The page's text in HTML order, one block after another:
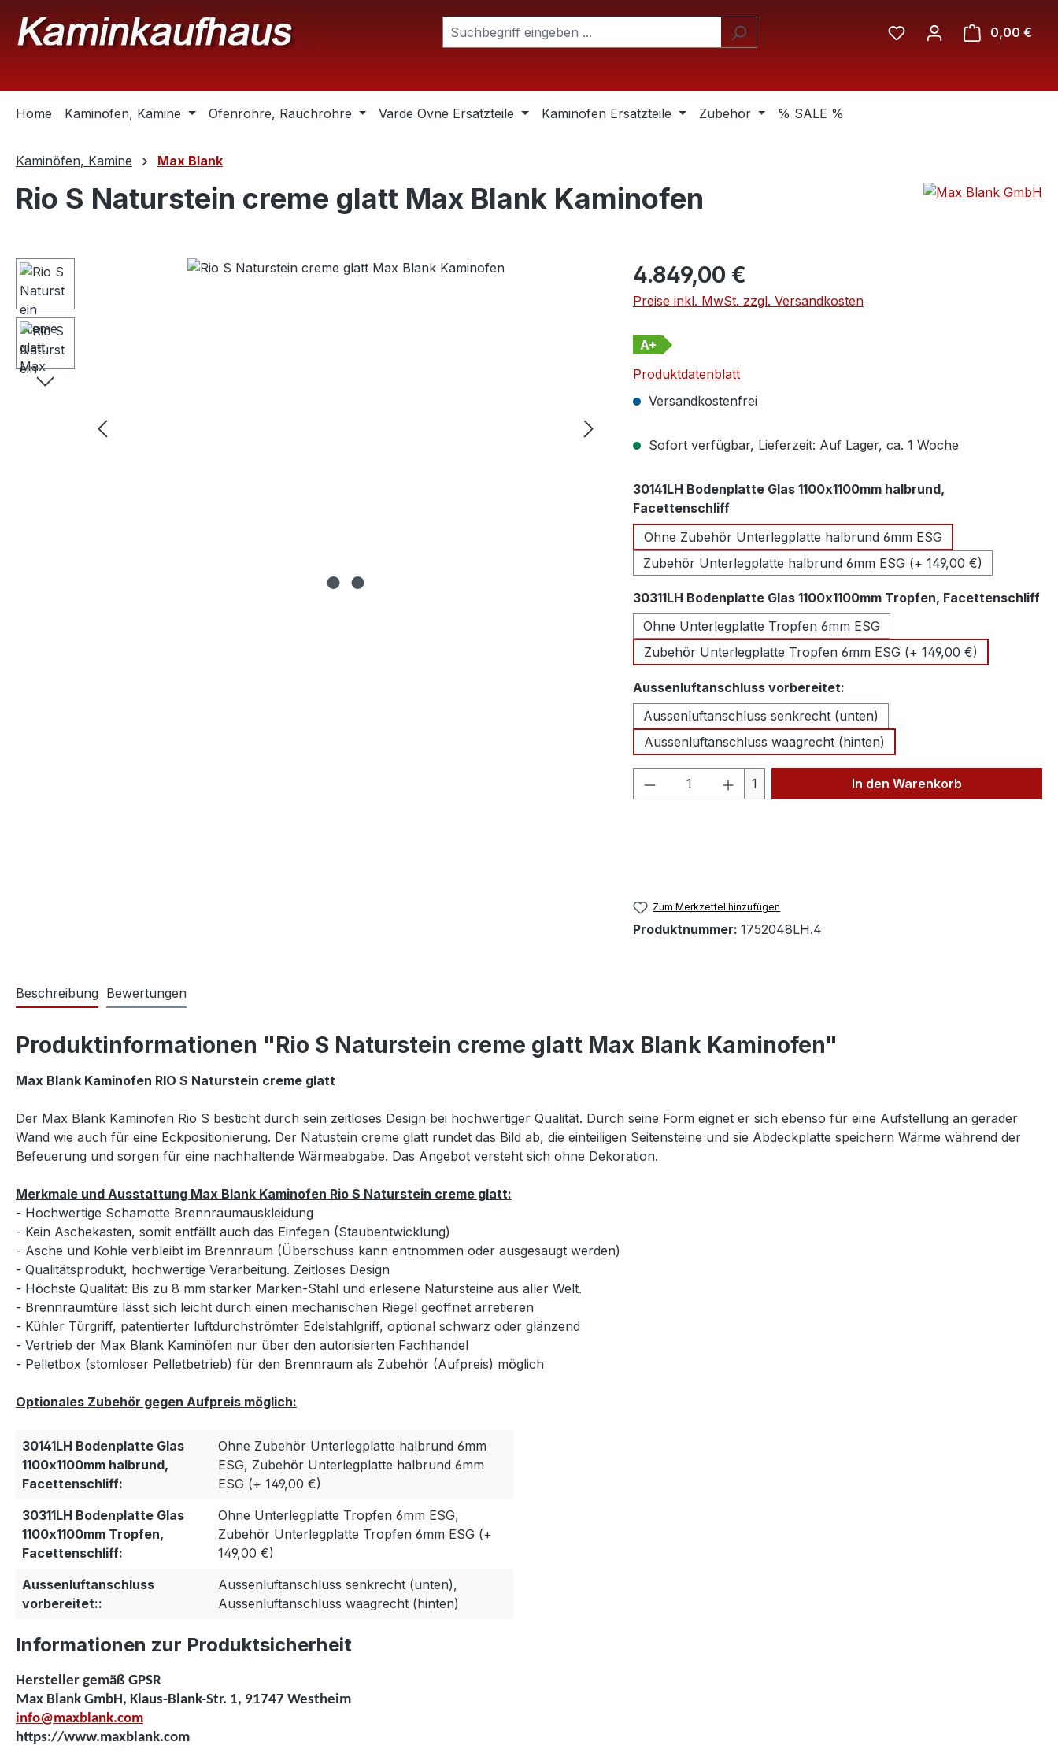
Hauptinhalt springen
Zur Suche springen
Zur Hauptnavigation springen
0,00 €
Home Kaminöfen, Kamine Ofenrohre, Rauchrohre Varde Ovne Ersatzteile Kaminofen Ersatzteile Zubehör % SALE %
Kaminöfen, Kamine Max Blank
Rio S Naturstein creme glatt Max Blank Kaminofen
Bildergalerie überspringen Regulärer Preis:
4.849,00 €
Preise inkl. MwSt. zzgl. Versandkosten
A+
Produktdatenblatt
Versandkostenfrei
Sofort verfügbar, Lieferzeit: Auf Lager, ca. 1 Woche
30141LH Bodenplatte Glas 1100x1100mm halbrund,
Facettenschliffauswählen
Ohne Zubehör Unterlegplatte halbrund 6mm ESG
Zubehör Unterlegplatte halbrund 6mm ESG (+ 149,00 €)
30311LH Bodenplatte Glas 1100x1100mm Tropfen, Facettenschliff
Ohne Unterlegplatte Tropfen 6mm ESG
Zubehör Unterlegplatte Tropfen 6mm ESG (+ 149,00 €)
Aussenluftanschluss vorbereitet:
Aussenluftanschluss senkrecht (unten)
Aussenluftanschluss waagrecht (hinten)
Produkt Anzahl: Gib den gewünschten Wert
1 In den Warenkorb
Zum Merkzettel hinzufügen
Produktnummer: 1752048LH.4
Beschreibung Bewertungen
Produktinformationen "Rio S Naturstein creme glatt Max Blank Kaminofen"
Max Blank Kaminofen RIO S Naturstein creme glatt
Der Max Blank Kaminofen Rio S besticht durch sein zeitloses Design bei hochwertiger Qualität. Durch seine Form eignet er sich ebenso für eine Aufstellung an gerader
Wand wie auch für eine Eckpositionierung. Der Natustein creme glatt rundet das Bild ab, die einteiligen Seitensteine und sie Abdeckplatte speichern Wärme während der
Befeuerung und sorgen für eine nachhaltende Wärmeabgabe. Das Angebot versteht sich ohne Dekoration.
Merkmale und Ausstattung Max Blank Kaminofen Rio S Naturstein creme glatt:
- Hochwertige Schamotte Brennraumauskleidung
- Kein Aschekasten, somit entfällt auch das Einfegen (Staubentwicklung)
- Asche und Kohle verbleibt im Brennraum (Überschuss kann entnommen oder ausgesaugt werden)
- Qualitätsprodukt, hochwertige Verarbeitung. Zeitloses Design
- Höchste Qualität: Bis zu 8 mm starker Marken-Stahl und erlesene Natursteine aus aller Welt.
- Brennraumtüre lässt sich leicht durch einen mechanischen Riegel geöffnet arretieren
- Kühler Türgriff, patentierter luftdurchströmter Edelstahlgriff, optional schwarz oder glänzend
- Vertrieb der Max Blank Kaminöfen nur über den autorisierten Fachhandel
- Pelletbox (stomloser Pelletbetrieb) für den Brennraum als Zubehör (Aufpreis) möglich
Optionales Zubehör gegen Aufpreis möglich:
30141LH Bodenplatte Glas
1100x1100mm halbrund,
Facettenschliff:
Ohne Zubehör Unterlegplatte halbrund 6mm
ESG, Zubehör Unterlegplatte halbrund 6mm
ESG (+ 149,00 €)
30311LH Bodenplatte Glas
1100x1100mm Tropfen,
Facettenschliff:
Ohne Unterlegplatte Tropfen 6mm ESG,
Zubehör Unterlegplatte Tropfen 6mm ESG (+
149,00 €)
Aussenluftanschluss
vorbereitet::
Aussenluftanschluss senkrecht (unten),
Aussenluftanschluss waagrecht (hinten)
Informationen zur Produktsicherheit
Hersteller gemäß GPSR
Max Blank GmbH, Klaus-Blank-Str. 1, 91747 Westheim
info@maxblank.com
https://www.maxblank.com